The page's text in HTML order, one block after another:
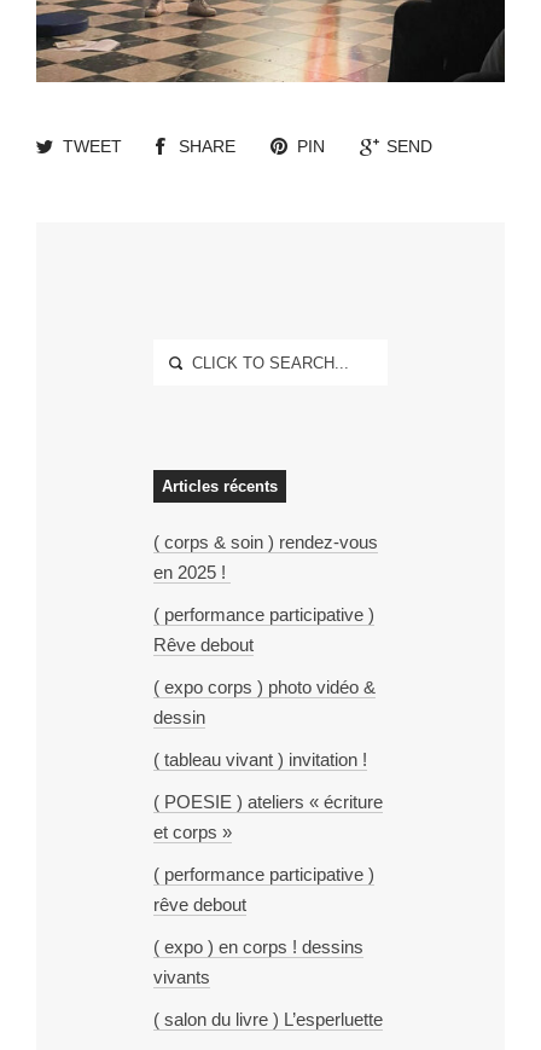
TWEET SHARE PIN SEND
Articles récents
( corps & soin ) rendez-vous
en 2025 !
( performance participative )
Rêve debout
( expo corps ) photo vidéo &
dessin
( tableau vivant ) invitation !
( POESIE ) ateliers « écriture
et corps »
( performance participative )
rêve debout
( expo ) en corps ! dessins
vivants
( salon du livre ) L’esperluette